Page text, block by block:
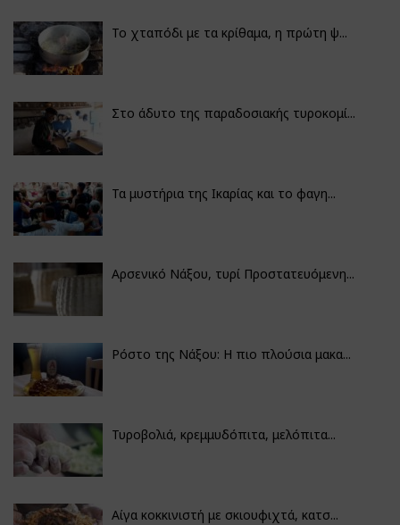
Το χταπόδι με τα κρίθαμα, η πρώτη ψ...
Στο άδυτο της παραδοσιακής τυροκομί...
Τα μυστήρια της Ικαρίας και το φαγη...
Αρσενικό Νάξου, τυρί Προστατευόμενη...
Ρόστο της Νάξου: Η πιο πλούσια μακα...
Τυροβολιά, κρεμμυδόπιτα, μελόπιτα...
Αίγα κοκκινιστή με σκιουφιχτά, κατσ...